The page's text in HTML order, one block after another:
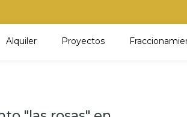
Alquiler Proyectos